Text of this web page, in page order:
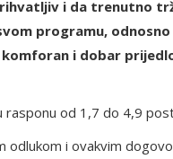
i da trenutno
programu,
i dobar
rasponu od 1,7 do 4,9
odlukom i ovakvim